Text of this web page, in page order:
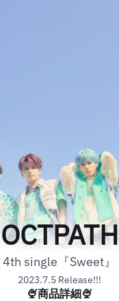
OCTPATH
4th single『Sweet』
2023.7.5 Release!!!
🍨商品詳細🍨